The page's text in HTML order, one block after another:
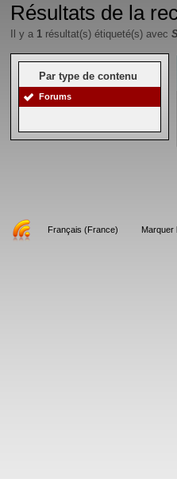
Résultats de la
Il y a 1 résultat(s) étiqueté(s) avec
Par type de contenu
Forums
Français (France) Marquer